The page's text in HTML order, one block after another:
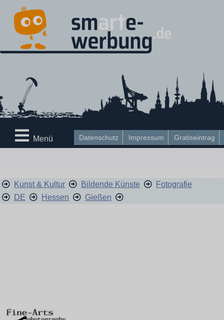
Datenschutz Impressum Gratiseintrag
Menü
Kunst & Kultur Bildende Künste
Fotografie
DE
Hessen Gießen